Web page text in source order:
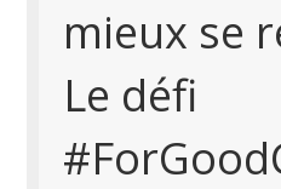
mieux se
Le défi